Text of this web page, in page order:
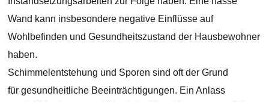
Wand kann insbesondere negative Einflüsse auf
Wohlbefinden und Gesundheitszustand der Hausbewohner
haben.
Schimmelentstehung und Sporen sind oft der Grund
für gesundheitliche Beeinträchtigungen. Ein Anlass